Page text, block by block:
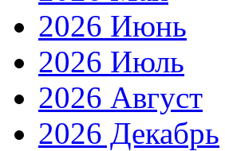
2026 Июнь
2026 Июль
2026 Август
2026 Декабрь